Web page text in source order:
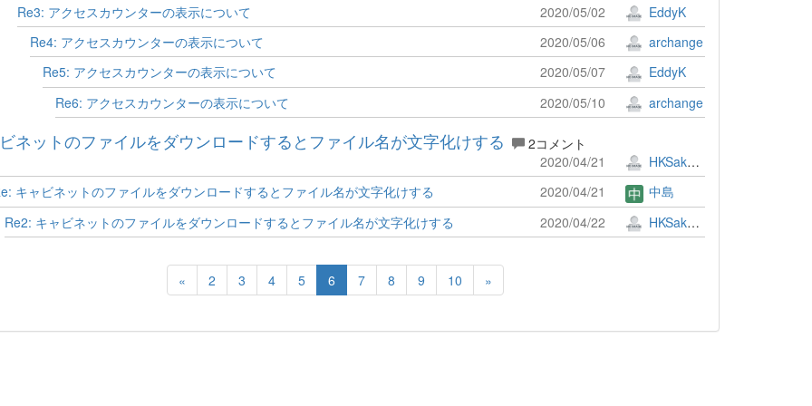
Re3: アクセスカウンターの表示について 2020/05/02
EddyK
Re4: アクセスカウンターの表示について
2020/05/06
archange
Re5: アクセスカウンターの表示について
2020/05/07
EddyK
Re6: アクセスカウンターの表示について
2020/05/10 archange
ネットのファイルをダウンロードするとファイル名が文字化けする
2コメント
2020/04/21
HKSakura
キャビネットのファイルをダウンロードするとファイル名が文字化けする
2020/04/21
中島
Re2: キャビネットのファイルをダウンロードするとファイル名が文字化けする
2020/04/22 HKSakura
« 2 3 4 5 6 7 8 9 10 »